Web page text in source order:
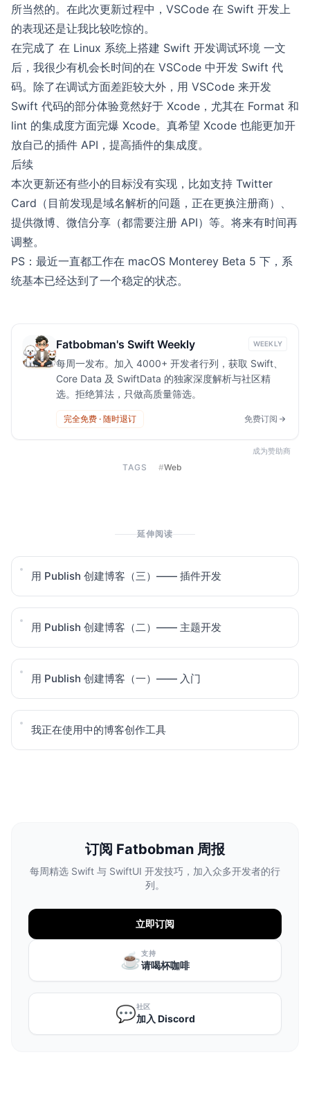
所当然的。在此次更新过程中，VSCode 在 Swift 开发上
的表现还是让我比较吃惊的。
在完成了 在 Linux 系统上搭建 Swift 开发调试环境 一文
后，我很少有机会长时间的在 VSCode 中开发 Swift 代
码。除了在调试方面差距较大外，用 VSCode 来开发
Swift 代码的部分体验竟然好于 Xcode，尤其在 Format 和
lint 的集成度方面完爆 Xcode。真希望 Xcode 也能更加开
放自己的插件 API，提高插件的集成度。
后续
本次更新还有些小的目标没有实现，比如支持 Twitter
Card（目前发现是域名解析的问题，正在更换注册商）、
提供微博、微信分享（都需要注册 API）等。将来有时间再
调整。
PS：最近一直都工作在 macOS Monterey Beta 5 下，系
统基本已经达到了一个稳定的状态。
Fatbobman's Swift Weekly WEEKLY
每周一发布。加入 4000+ 开发者行列，获取 Swift、
Core Data 及 SwiftData 的独家深度解析与社区精
选。拒绝算法，只做高质量筛选。
完全免费 · 随时退订 免费订阅
成为赞助商
TAGS #Web
延伸阅读
用 Publish 创建博客（三）—— 插件开发
用 Publish 创建博客（二）—— 主题开发
用 Publish 创建博客（一）—— 入门
我正在使用中的博客创作工具
订阅 Fatbobman 周报
每周精选 Swift 与 SwiftUI 开发技巧，加入众多开发者的行
列。
立即订阅
☕️支持
请喝杯咖啡
💬社区
加入 Discord